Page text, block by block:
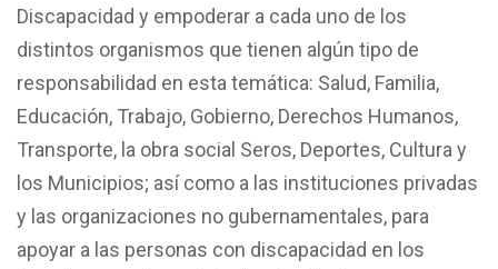
Discapacidad y empoderar a cada uno de los
distintos organismos que tienen algún tipo de
responsabilidad en esta temática: Salud, Familia,
Educación, Trabajo, Gobierno, Derechos Humanos,
Transporte, la obra social Seros, Deportes, Cultura y
los Municipios; así como a las instituciones privadas
y las organizaciones no gubernamentales, para
apoyar a las personas con discapacidad en los